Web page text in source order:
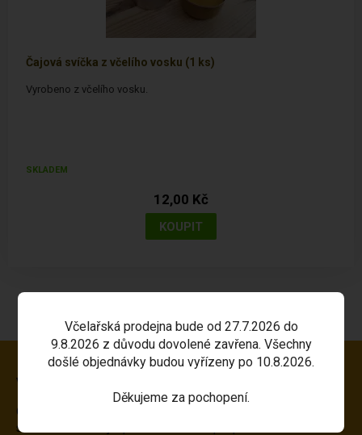
Čajová svíčka z včelího vosku (1 ks)
Vyrobeno z včelího vosku.
SKLADEM
12,00 Kč
Výběr těch nejlepších slev a novinek!
Chcete dostávat informace o akcích, novinkách v našem
sortimentu? Zadejte prosím Váš email pro přihlášení o
Včelařská prodejna bude od 27.7.2026 do
9.8.2026 z důvodu dovolené zavřena. Všechny
došlé objednávky budou vyřízeny po 10.8.2026.
Děkujeme za pochopení.